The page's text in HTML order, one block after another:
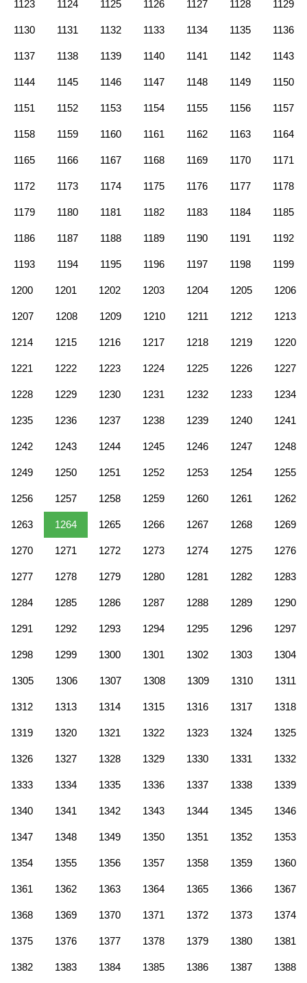
1123 1124 1125 1126 1127 1128 1129
1130 1131 1132 1133 1134 1135 1136
1137 1138 1139 1140 1141 1142 1143
1144 1145 1146 1147 1148 1149 1150
1151 1152 1153 1154 1155 1156 1157
1158 1159 1160 1161 1162 1163 1164
1165 1166 1167 1168 1169 1170 1171
1172 1173 1174 1175 1176 1177 1178
1179 1180 1181 1182 1183 1184 1185
1186 1187 1188 1189 1190 1191 1192
1193 1194 1195 1196 1197 1198 1199
1200 1201 1202 1203 1204 1205 1206
1207 1208 1209 1210 1211 1212 1213
1214 1215 1216 1217 1218 1219 1220
1221 1222 1223 1224 1225 1226 1227
1228 1229 1230 1231 1232 1233 1234
1235 1236 1237 1238 1239 1240 1241
1242 1243 1244 1245 1246 1247 1248
1249 1250 1251 1252 1253 1254 1255
1256 1257 1258 1259 1260 1261 1262
1263 1264 1265 1266 1267 1268 1269
1270 1271 1272 1273 1274 1275 1276
1277 1278 1279 1280 1281 1282 1283
1284 1285 1286 1287 1288 1289 1290
1291 1292 1293 1294 1295 1296 1297
1298 1299 1300 1301 1302 1303 1304
1305 1306 1307 1308 1309 1310 1311
1312 1313 1314 1315 1316 1317 1318
1319 1320 1321 1322 1323 1324 1325
1326 1327 1328 1329 1330 1331 1332
1333 1334 1335 1336 1337 1338 1339
1340 1341 1342 1343 1344 1345 1346
1347 1348 1349 1350 1351 1352 1353
1354 1355 1356 1357 1358 1359 1360
1361 1362 1363 1364 1365 1366 1367
1368 1369 1370 1371 1372 1373 1374
1375 1376 1377 1378 1379 1380 1381
1382 1383 1384 1385 1386 1387 1388